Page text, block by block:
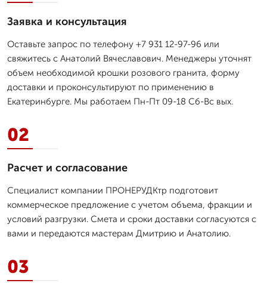
Заявка и консультация
Оставьте запрос по телефону +7 931 12-97-96 или
свяжитесь с Анатолий Вячеславович. Менеджеры уточнят
объем необходимой крошки розового гранита, форму
доставки и проконсультируют по применению в
Екатеринбурге. Мы работаем Пн-Пт 09-18 Сб-Вс вых.
02
Расчет и согласование
Специалист компании ПРОНЕРУДКтр подготовит
коммерческое предложение с учетом объема, фракции и
условий разгрузки. Смета и сроки доставки согласуются с
вами и передаются мастерам Дмитрию и Анатолию.
03